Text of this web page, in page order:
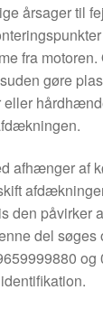
årsager til
fra
gøre
afhænger af
den påvirker
del søges